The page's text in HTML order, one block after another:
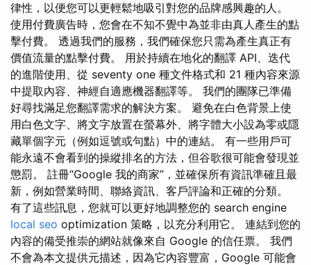
律性，以便您可以更輕鬆地吸引對您的品牌感興趣的人。
使用付費廣告時，您會在不知不覺中為並非由真人產生的點
擊付費。 透過我們的服務，我們確保您只需為產生真正有
價值流量的點擊付費。 用於持續在地化的翻譯 API、迭代
的進階使用、從 seventy one 種文件格式和 21 種內容來源
中提取內容、神經自適應機器翻譯等。 我們的團隊已準備
好尋找滿足您翻譯需求的解決方案。 避免在白色背景上使
用白色文字、將文字放置在螢幕外、將字體大小設為零或隱
藏單個字元（例如逗號或句點）中的連結。 有一些用戶可
能永遠不會看到的操縱排名的方法，但谷歌很可能會發現並
懲罰。 註冊“Google 我的商家”，並確保所有資訊準確且最
新，例如營業時間、聯絡資訊、客戶評論和正確的分類。
有了這些訊息，您就可以更好地調整您的 search engine
local seo optimization 策略，以充分利用它。 連結到您的
內容的備受推崇的網站就像來自 Google 的信任票。 我們
不會為本文提供元描述，因為它內容豐富，Google 可能會